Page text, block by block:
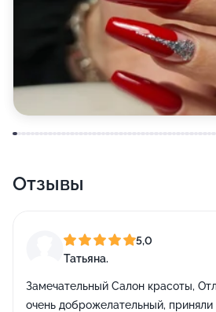
Отзывы
5,0
Татьяна.
Замечательный Салон красоты,
очень доброжелательный,